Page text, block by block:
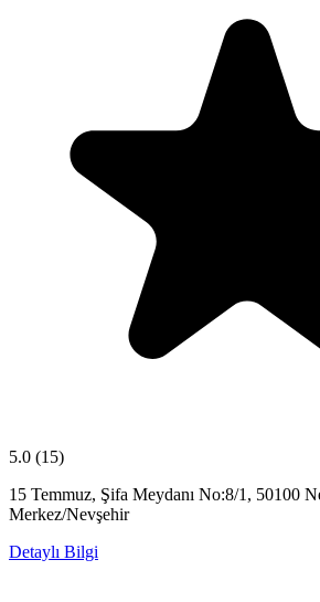
5.0 (15)
15 Temmuz, Şifa Meydanı No:8/1, 50100
Merkez/Nevşehir
Detaylı Bilgi